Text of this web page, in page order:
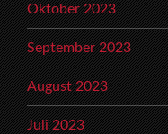
Oktober 2023
September 2023
August 2023
Juli 2023